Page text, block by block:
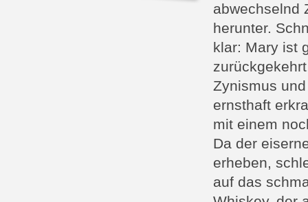
abwechselnd
herunter.
klar: Mary ist
Zynismus
ernsthaft
mit einem
Da der
erheben,
auf das